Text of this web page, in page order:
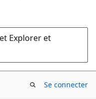
Explorer et
Se connecter